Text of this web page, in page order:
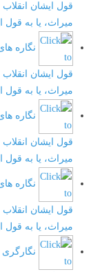
قول ایشان
میراث، یا به قول
نگاره
قول ایشان
میراث، یا به قول
نگاره
قول ایشان
میراث، یا به قول
نگاره
قول ایشان
میراث، یا به قول